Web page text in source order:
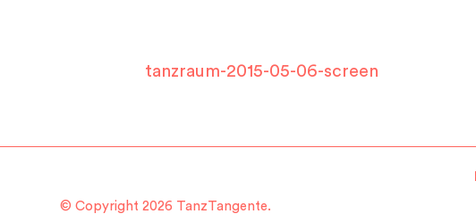
tanzraum-2015-05-06-screen
© Copyright 2026 TanzTangente.